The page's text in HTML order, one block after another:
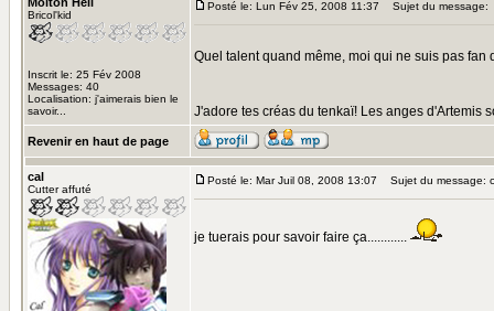
Bricol'kid
Inscrit le: 25 Fév 2008
Messages: 40
Localisation: j'aimerais bien le
savoir...
Posté le: Lun Fév 25, 2008 11:37 Sujet du message:
Quel talent quand même, moi qui ne suis pas
J'adore tes créas du tenkaï! Les anges d'Artemis
Revenir en haut de page
cal
Cutter affuté
Posté le: Mar Juil 08, 2008 13:07 Sujet du message:
je tuerais pour savoir faire ça............